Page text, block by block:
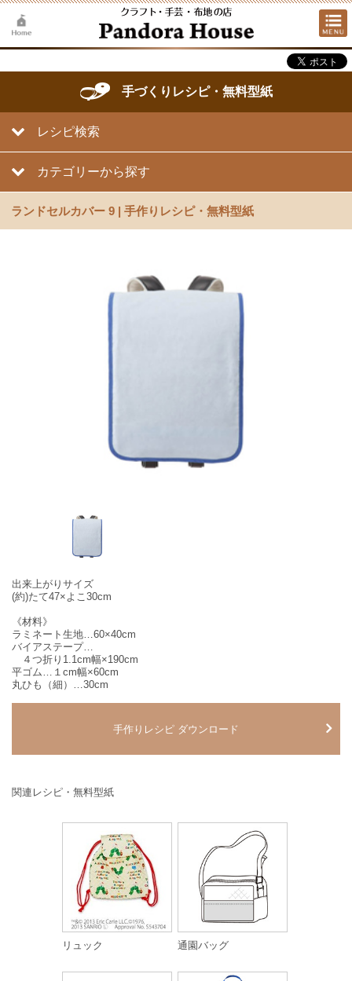
手づくりレシピ・無料型紙
レシピ検索
カテゴリーから探す
ランドセルカバー 9 | 手作りレシピ・無料型紙
出来上がりサイズ
(約)たて47×よこ30cm
《材料》
ラミネート生地…60×40cm
バイアステープ…
４つ折り1.1cm幅×190cm
平ゴム…１cm幅×60cm
丸ひも（細）…30cm
手作りレシピ ダウンロード
関連レシピ・無料型紙
リュック 通園バッグ